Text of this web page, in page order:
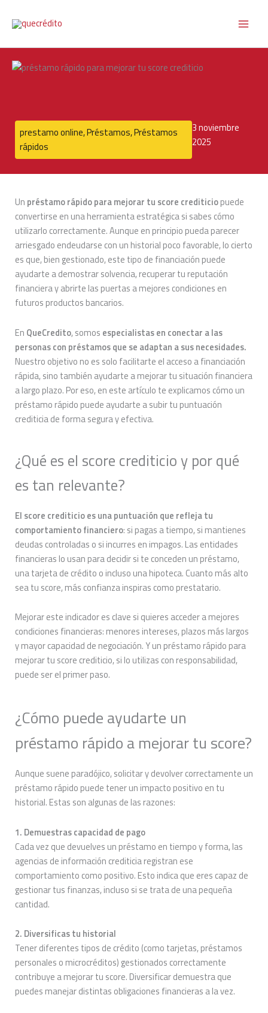
prestamo online,Préstamos,Préstamos
rápidos
3 noviembre
2025
Un préstamo rápido para mejorar tu score crediticiopuede
convertirse en una herramienta estratégica si sabes cómo
utilizarlo correctamente. Aunque en principio pueda parecer
arriesgado endeudarse con un historial poco favorable, lo cierto
es que, bien gestionado, este tipo de financiación puede
ayudarte a demostrar solvencia, recuperar tu reputación
financiera y abrirte las puertas a mejores condiciones en
futuros productos bancarios.
En QueCredito, somos especialistas en conectar a las
personas con préstamos que se adaptan a sus necesidades.
Nuestro objetivo no es solo facilitarte el acceso a financiación
rápida, sino también ayudarte a mejorar tu situación financiera
a largo plazo. Por eso, en este artículo te explicamos cómo un
préstamo rápido puede ayudarte a subir tu puntuación
crediticia de forma segura y efectiva.
¿Qué es el score crediticio y por qué
es tan relevante?
El score crediticio es una puntuación que refleja tu
comportamiento financiero: si pagas a tiempo, si mantienes
deudas controladas o si incurres en impagos. Las entidades
financieras lo usan para decidir si te conceden un préstamo,
una tarjeta de crédito o incluso una hipoteca. Cuanto más alto
sea tu score, más confianza inspiras como prestatario.
Mejorar este indicador es clave si quieres acceder a mejores
condiciones financieras: menores intereses, plazos más largos
y mayor capacidad de negociación. Y un préstamo rápido para
mejorar tu score crediticio, si lo utilizas con responsabilidad,
puede ser el primer paso.
¿Cómo puede ayudarte un
préstamo rápido a mejorar tu score?
Aunque suene paradójico, solicitar y devolver correctamente un
préstamo rápido puede tener un impacto positivo en tu
historial. Estas son algunas de las razones:
1. Demuestras capacidad de pago
Cada vez que devuelves un préstamo en tiempo y forma, las
agencias de información crediticia registran ese
comportamiento como positivo. Esto indica que eres capaz de
gestionar tus finanzas, incluso si se trata de una pequeña
cantidad.
2. Diversificas tu historial
Tener diferentes tipos de crédito (como tarjetas, préstamos
personales o microcréditos) gestionados correctamente
contribuye a mejorar tu score. Diversificar demuestra que
puedes manejar distintas obligaciones financieras a la vez.